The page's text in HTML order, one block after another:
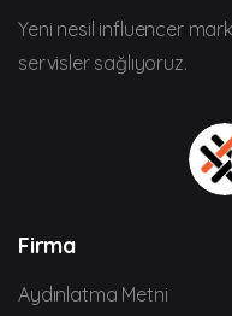
Yeni nesil influencer
servisler sağlıyoruz.
Firma
Aydınlatma Metni